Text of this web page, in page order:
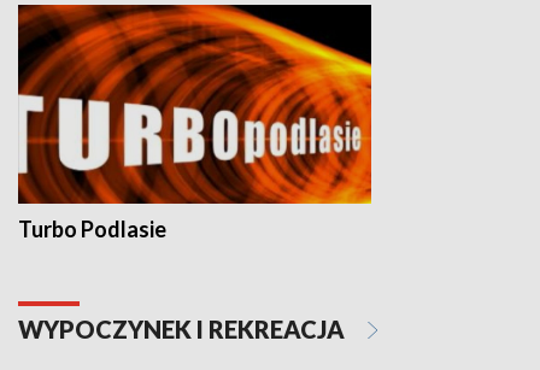
Turbo Podlasie
WYPOCZYNEK I REKREACJA